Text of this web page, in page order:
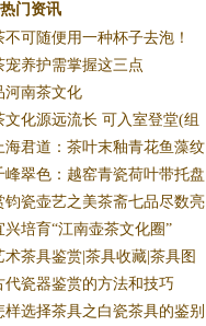
热门资讯
不可随便用一种杯子去泡！
宠养护需掌握这三点
河南茶文化
文化源远流长 可入室登堂(组
)
海君道：茶叶末釉青花鱼藻纹
瓶
峰翠色：越窑青瓷荷叶带托盘
钧瓷壶艺之美茶斋七品尽数亮
兴培育“江南壶茶文化圈”
术茶具鉴赏|茶具收藏|茶具图
代瓷器鉴赏的方法和技巧
样选择茶具之白瓷茶具的鉴别